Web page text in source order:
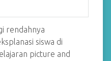
rendahnya
siswa di
picture and